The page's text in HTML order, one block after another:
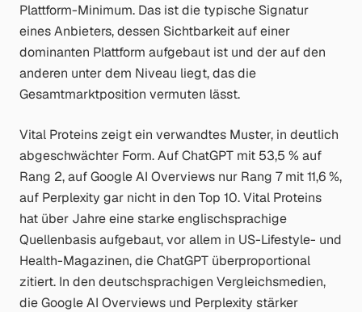
Plattform-Minimum. Das ist die typische Signatur
eines Anbieters, dessen Sichtbarkeit auf einer
dominanten Plattform aufgebaut ist und der auf den
anderen unter dem Niveau liegt, das die
Gesamtmarktposition vermuten lässt.
Vital Proteins zeigt ein verwandtes Muster, in deutlich
abgeschwächter Form. Auf ChatGPT mit 53,5 % auf
Rang 2, auf Google AI Overviews nur Rang 7 mit 11,6 %,
auf Perplexity gar nicht in den Top 10. Vital Proteins
hat über Jahre eine starke englischsprachige
Quellenbasis aufgebaut, vor allem in US-Lifestyle- und
Health-Magazinen, die ChatGPT überproportional
zitiert. In den deutschsprachigen Vergleichsmedien,
die Google AI Overviews und Perplexity stärker